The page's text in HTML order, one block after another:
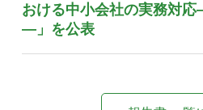
おける中小会社の実務対
―」を公表